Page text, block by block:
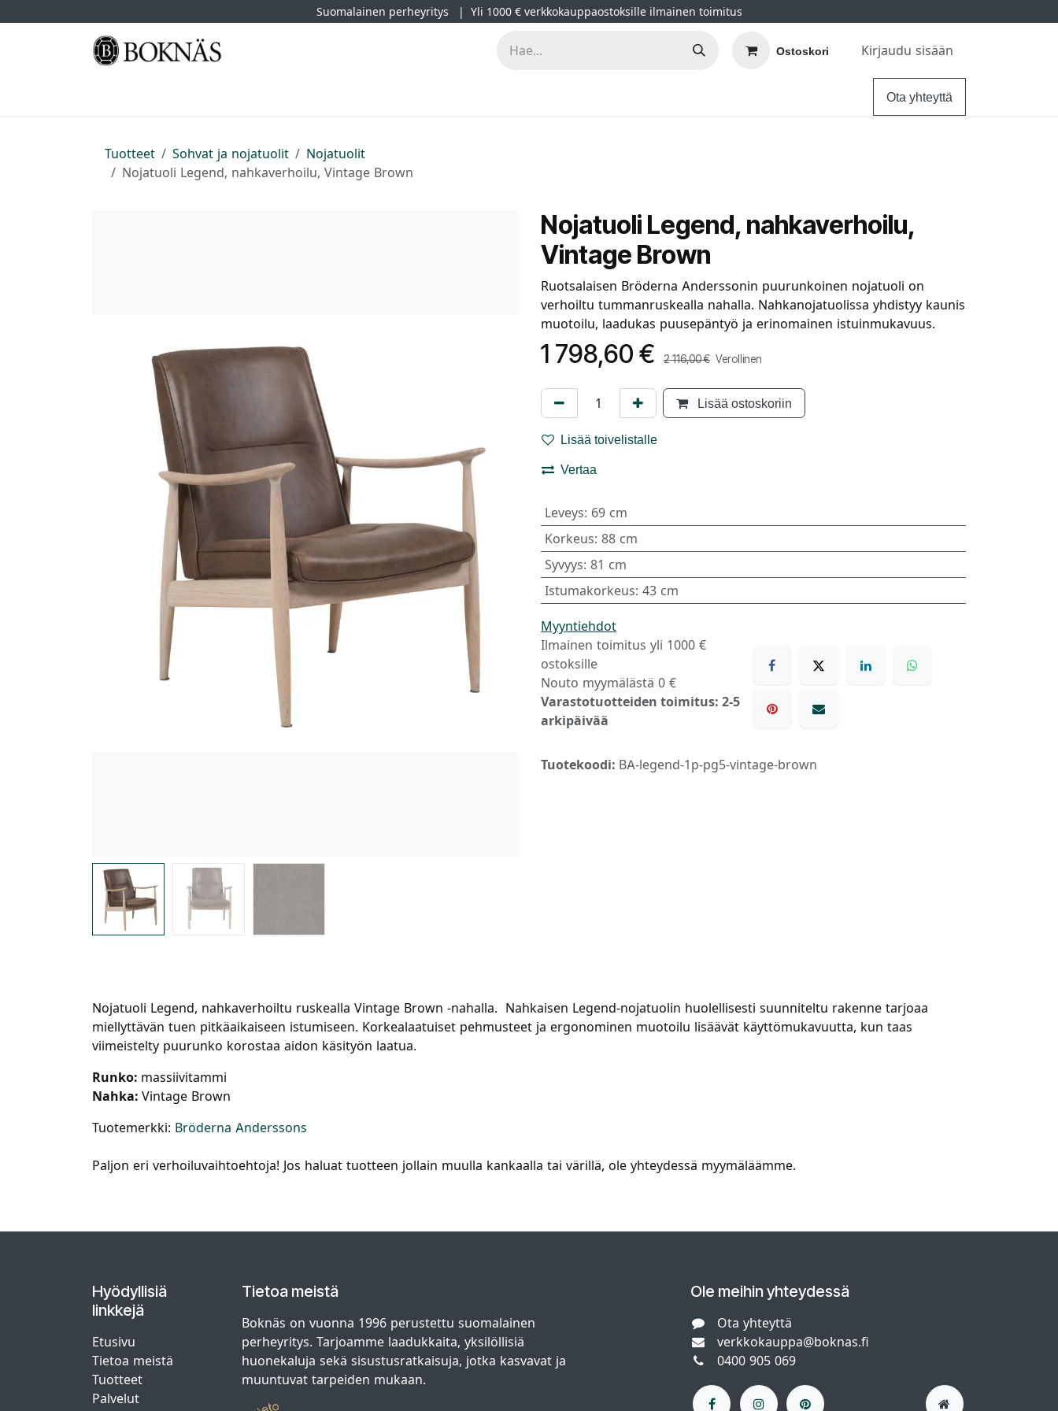
Suomalainen perheyritys | Yli 1000 € verkkokauppaostoksille ilmainen toimitus
Ostoskori Kirjaudu sisään
Ota yhteyttä
Tuotteet Sohvat ja nojatuolit
Nojatuolit
Nojatuoli Legend, nahkaverhoilu, Vintage Brown
Nojatuoli Legend, nahkaverhoilu,
Vintage Brown
Ruotsalaisen Bröderna Anderssonin puurunkoinen nojatuoli on
verhoiltu tummanruskealla nahalla. Nahkanojatuolissa yhdistyy kaunis
muotoilu, laadukas puusepäntyö ja erinomainen istuinmukavuus.
1 798,60 € 2 116,00€ Verollinen
Lisää ostoskoriin
Lisää toivelistalle
Vertaa
Leveys: 69 cm
Korkeus: 88 cm
Syvyys: 81 cm
Istumakorkeus: 43 cm
Myyntiehdot
Ilmainen toimitus yli 1000 €
ostoksille
Nouto myymälästä 0 €
Varastotuotteiden toimitus: 2-5
arkipäivää
Tuotekoodi: BA-legend-1p-pg5-vintage-brown
Nojatuoli Legend, nahkaverhoiltu ruskealla Vintage Brown -nahalla. Nahkaisen Legend-nojatuolin huolellisesti suunniteltu rakenne tarjoaa
miellyttävän tuen pitkäaikaiseen istumiseen. Korkealaatuiset pehmusteet ja ergonominen muotoilu lisäävät käyttömukavuutta, kun taas
viimeistelty puurunko korostaa aidon käsityön laatua.
Runko: massiivitammi
Nahka: Vintage Brown
Tuotemerkki: Bröderna Anderssons
Paljon eri verhoiluvaihtoehtoja! Jos haluat tuotteen jollain muulla kankaalla tai värillä, ole yhteydessä myymäläämme.
Hyödyllisiä
linkkejä
Etusivu
Tietoa meistä
Tuotteet
Palvelut
Tietoa meistä
Boknäs on vuonna 1996 perustettu suomalainen
perheyritys. Tarjoamme laadukkaita, yksilöllisiä
huonekaluja sekä sisustusratkaisuja, jotka kasvavat ja
muuntuvat tarpeiden mukaan.
Ole meihin yhteydessä
Ota yhteyttä
verkkokauppa@boknas.fi
0400 905 069